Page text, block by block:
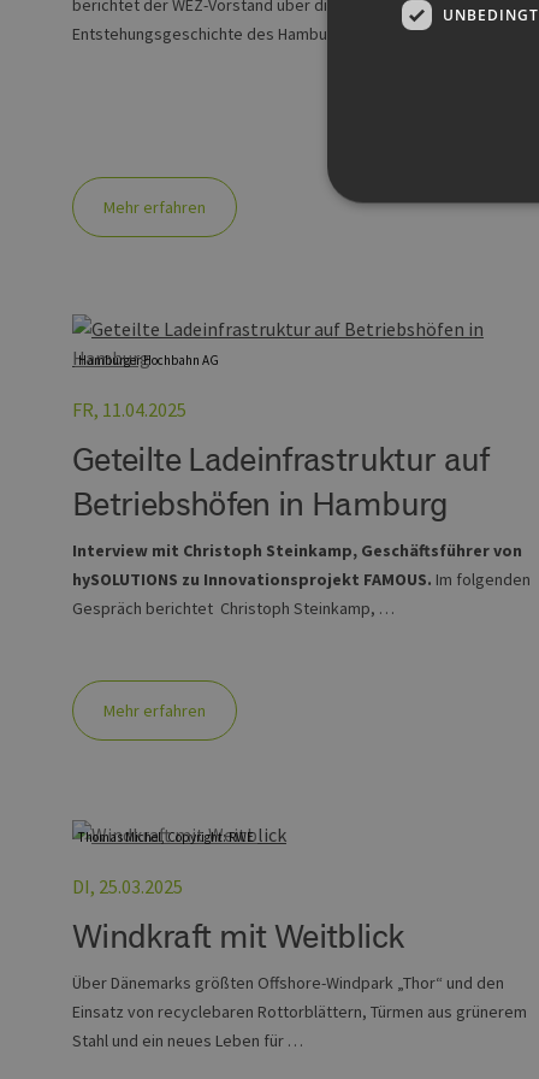
berichtet der WEZ-Vorstand über die Motive und
Entstehungsgeschichte des Hamburger Vereins.
Mehr erfahren
Hamburger Hochbahn AG
FR, 11.04.2025
Geteilte Ladeinfrastruktur auf
Betriebshöfen in Hamburg
Interview mit Christoph Steinkamp, Geschäftsführer von
hySOLUTIONS zu Innovationsprojekt FAMOUS. Im folgenden
Gespräch berichtet Christoph Steinkamp, …
Mehr erfahren
Thomas Michel, Copyright: RWE
DI, 25.03.2025
Windkraft mit Weitblick
Über Dänemarks größten Offshore-Windpark „Thor“ und den
Einsatz von recyclebaren Rottorblättern, Türmen aus grünerem
Stahl und ein neues Leben für …
Unbedingt erforderliche
Ohne die unbedingt
csrf_https-
contao_csrf_token
CookieScriptConsent
_ga
Google Privacy Policy